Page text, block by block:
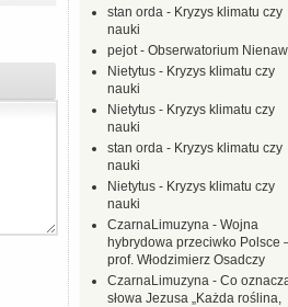
stan orda - Kryzys klimatu czy
nauki
pejot- Obserwatorium
Nietytus - Kryzys klimatu czy
nauki
Nietytus - Kryzys klimatu czy
nauki
stan orda - Kryzys klimatu czy
nauki
Nietytus - Kryzys klimatu czy
nauki
CzarnaLimuzyna - Wojna
hybrydowa przeciwko Polsce
prof. Włodzimierz Osadczy
CzarnaLimuzyna - Co
słowa Jezusa „Każda roślina,